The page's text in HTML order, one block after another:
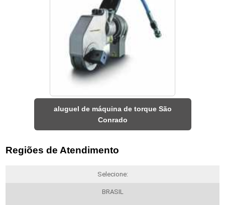
aluguel de máquina de torque São
Conrado
Regiões de Atendimento
Selecione:
BRASIL